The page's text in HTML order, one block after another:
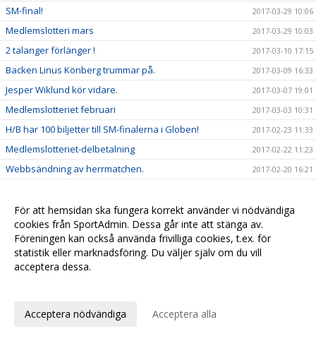
SM-final! 2017-03-29 10:06
Medlemslotteri mars 2017-03-29 10:03
2 talanger förlänger ! 2017-03-10 17:15
Backen Linus Könberg trummar på. 2017-03-09 16:33
Jesper Wiklund kör vidare. 2017-03-07 19:01
Medlemslotteriet februari 2017-03-03 10:31
H/B har 100 biljetter till SM-finalerna i Globen! 2017-02-23 11:33
Medlemslotteriet-delbetalning 2017-02-22 11:23
Webbsändning av herrmatchen. 2017-02-20 16:21
Medlemslotteriet januari 2017-02-08 10:30
Sponsorhuset 2017-01-25 09:50
Newbody 2017-01-23 11:43
Medlemslotteriet december
Tre H/B killar på distrikts-SM
För att hemsidan ska fungera korrekt använder vi nödvändiga
cookies från SportAdmin. Dessa går inte att stänga av.
Föreningen kan också använda frivilliga cookies, t.ex. för
statistik eller marknadsföring. Du väljer själv om du vill
acceptera dessa.
Acceptera nödvändiga Acceptera alla